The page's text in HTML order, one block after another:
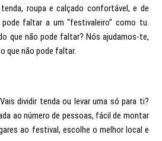
roupa e calçado confortável, e de
faltar a um “festivaleiro” como tu.
que não pode faltar? Nós ajudamos-te,
que não pode faltar.
dividir tenda ou levar uma só para ti?
ao número de pessoas, fácil de montar
ao festival, escolhe o melhor local e